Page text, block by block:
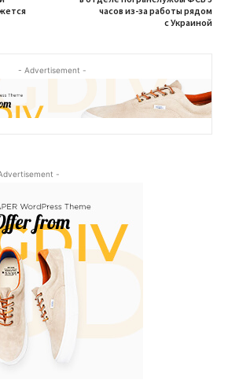
часов из-за работы рядом
с Украиной
- Advertisement -
-